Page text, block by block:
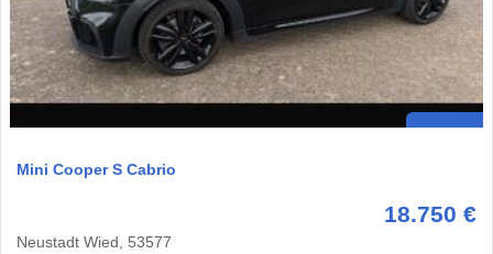
Mini Cooper S Cabrio
18.750 €
Neustadt Wied, 53577